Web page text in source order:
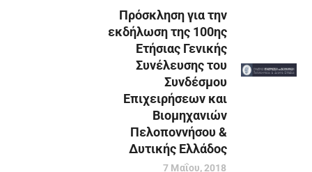
Πρόσκληση για την
εκδήλωση της 100ης
Ετήσιας Γενικής
Συνέλευσης του
Συνδέσμου
Επιχειρήσεων και
Βιομηχανιών
Πελοποννήσου &
Δυτικής Ελλάδος
7 Μαΐου, 2018